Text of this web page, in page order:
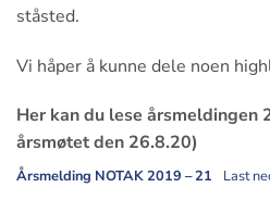
ståsted.
Vi håper å kunne dele noen
Her kan du lese
årsmøtet den 26.8.20)
Årsmelding NOTAK 2019 – 21 Last